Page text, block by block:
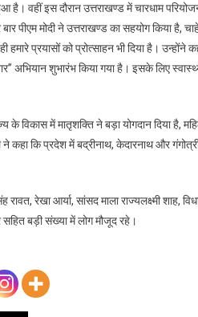
वहीं इस दौरान उत्तराखण्ड में चारधाम
पीएम मोदी ने उत्तराखण्ड का सहयोग किया है,
हमारे प्रयासों को प्रोत्साहन भी दिया है।
अभियान शुभारंभ किया गया है। इसके लिए
के विकास में मातृशक्ति ने बड़ा योगदान दिया है,
कि प्रदेश में बद्रीनाथ, केदारनाथ और
रेखा आर्या, सांसद माला राज्यलक्ष्मी शाह,
बड़ी संख्या में लोग मौजूद रहे।